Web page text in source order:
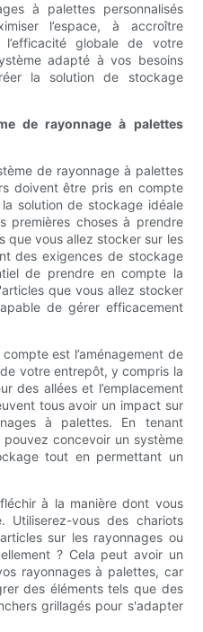
à palettes personnalisés
l’espace, à accroître
l’efficacité globale de votre
adapté à vos besoins
la solution de stockage
de rayonnage à palettes
de rayonnage à palettes
doivent être pris en compte
solution de stockage idéale
premières choses à prendre
que vous allez stocker sur les
des exigences de stockage
de prendre en compte la
que vous allez stocker
de gérer efficacement
est l’aménagement de
votre entrepôt, y compris la
des allées et l’emplacement
tous avoir un impact sur
à palettes. En tenant
concevoir un système
tout en permettant un
à la manière dont vous
Utiliserez-vous des chariots
sur les rayonnages ou
? Cela peut avoir un
rayonnages à palettes, car
des éléments tels que des
grillagés pour s'adapter